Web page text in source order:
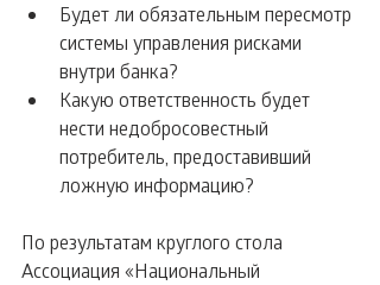
Будет ли обязательным пересмотр
системы управления рисками
внутри банка?
Какую ответственность будет
нести недобросовестный
потребитель, предоставивший
ложную информацию?
По результатам круглого стола
Ассоциация «Национальный